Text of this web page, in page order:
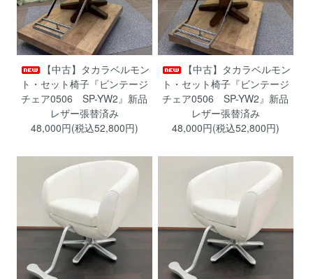
【中古】タカラベルモン
ト・セット椅子『ビンテージ
チェア0506 SP-YW2』新品
レザー張替済み
48,000円(税込52,800円)
【中古】タカラベルモン
ト・セット椅子『ビンテージ
チェア0506 SP-YW2』新品
レザー張替済み
48,000円(税込52,800円)